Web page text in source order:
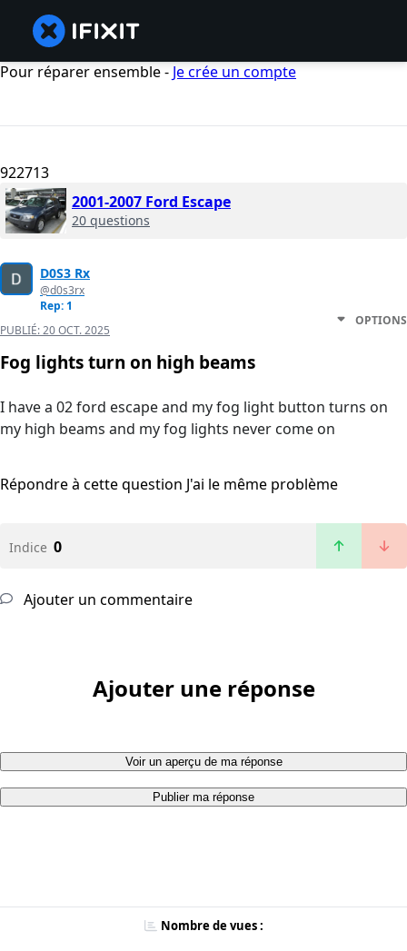
Pour réparer ensemble - Je crée un compte
922713
2001-2007 Ford Escape
20 questions
D0S3 Rx
@d0s3rx
Rep: 1
PUBLIÉ:20 OCT. 2025
OPTIONS
Fog lights turn on high beams
I have a 02 ford escape and my fog light button turns on
my high beams and my fog lights never come on
Répondre à cette question J'ai le même problème
Indice 0
Ajouter un commentaire
Ajouter une réponse
Voir un aperçu de ma réponse
Publier ma réponse
Nombre de vues :